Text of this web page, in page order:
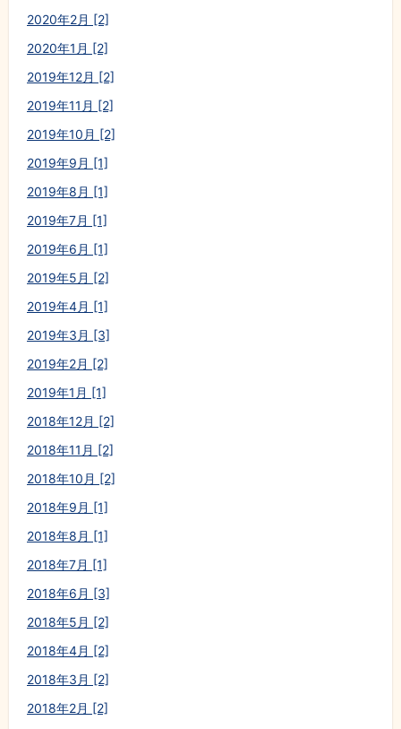
2020年2月 [2]
2020年1月 [2]
2019年12月 [2]
2019年11月 [2]
2019年10月 [2]
2019年9月 [1]
2019年8月 [1]
2019年7月 [1]
2019年6月 [1]
2019年5月 [2]
2019年4月 [1]
2019年3月 [3]
2019年2月 [2]
2019年1月 [1]
2018年12月 [2]
2018年11月 [2]
2018年10月 [2]
2018年9月 [1]
2018年8月 [1]
2018年7月 [1]
2018年6月 [3]
2018年5月 [2]
2018年4月 [2]
2018年3月 [2]
2018年2月 [2]